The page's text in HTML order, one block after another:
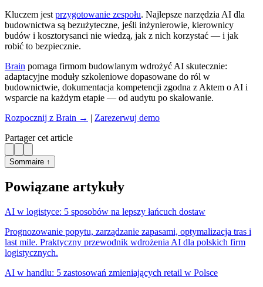
Kluczem jest przygotowanie zespołu. Najlepsze narzędzia AI dla
budownictwa są bezużyteczne, jeśli inżynierowie, kierownicy
budów i kosztorysanci nie wiedzą, jak z nich korzystać — i jak
robić to bezpiecznie.
Brain pomaga firmom budowlanym wdrożyć AI skutecznie:
adaptacyjne moduły szkoleniowe dopasowane do ról w
budownictwie, dokumentacja kompetencji zgodna z Aktem o AI i
wsparcie na każdym etapie — od audytu po skalowanie.
Rozpocznij z Brain → | Zarezerwuj demo
Partager cet article
Sommaire ↑
Powiązane artykuły
AI w logistyce: 5 sposobów na lepszy łańcuch dostaw
Prognozowanie popytu, zarządzanie zapasami, optymalizacja tras i
last mile. Praktyczny przewodnik wdrożenia AI dla polskich firm
logistycznych.
AI w handlu: 5 zastosowań zmieniających retail w Polsce